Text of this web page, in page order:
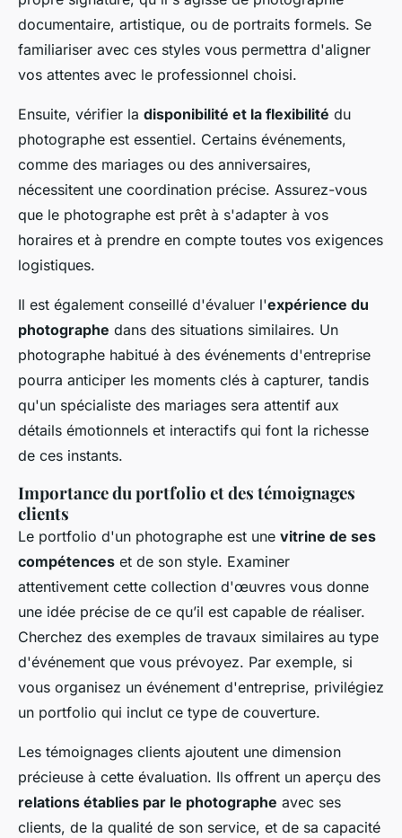
documentaire, artistique, ou de portraits formels. Se
familiariser avec ces styles vous permettra d'aligner
vos attentes avec le professionnel choisi.
Ensuite, vérifier la disponibilité et la flexibilité du
photographe est essentiel. Certains événements,
comme des mariages ou des anniversaires,
nécessitent une coordination précise. Assurez-vous
que le photographe est prêt à s'adapter à vos
horaires et à prendre en compte toutes vos exigences
logistiques.
Il est également conseillé d'évaluer l'expérience du
photographe dans des situations similaires. Un
photographe habitué à des événements d'entreprise
pourra anticiper les moments clés à capturer, tandis
qu'un spécialiste des mariages sera attentif aux
détails émotionnels et interactifs qui font la richesse
de ces instants.
Importance du portfolio et des témoignages
clients
Le portfolio d'un photographe est une vitrine de ses
compétences et de son style. Examiner
attentivement cette collection d'œuvres vous donne
une idée précise de ce qu’il est capable de réaliser.
Cherchez des exemples de travaux similaires au type
d'événement que vous prévoyez. Par exemple, si
vous organisez un événement d'entreprise, privilégiez
un portfolio qui inclut ce type de couverture.
Les témoignages clients ajoutent une dimension
précieuse à cette évaluation. Ils offrent un aperçu des
relations établies par le photographe avec ses
clients, de la qualité de son service, et de sa capacité